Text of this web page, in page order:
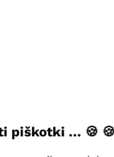
piškotki ... 🍪